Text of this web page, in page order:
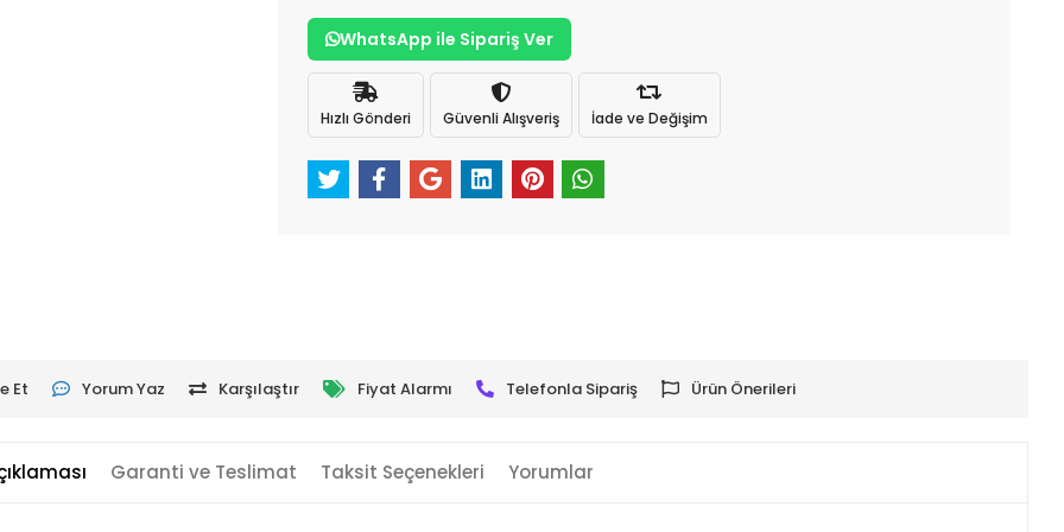
WhatsApp ile Sipariş Ver
Hızlı Gönderi Güvenli Alışveriş İade ve Değişim
Et Yorum Yaz Karşılaştır Fiyat Alarmı Telefonla Sipariş Ürün Önerileri
Garanti ve Teslimat Taksit Seçenekleri Yorumlar